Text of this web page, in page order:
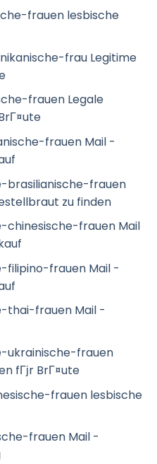
frauen lesbische
frau Legitime
frauen Legale
frauen Mail -
brasilianische-frauen
zu finden
chinesische-frauen Mail
filipino-frauen Mail -
thai-frauen Mail -
ukrainische-frauen
fГјr BrГ¤ute
frauen lesbische
frauen Mail -